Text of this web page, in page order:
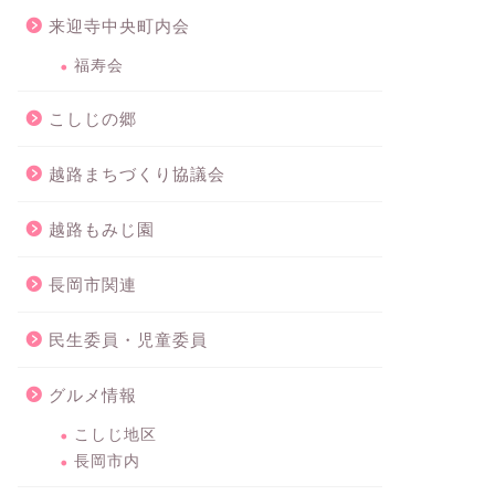
来迎寺中央町内会
福寿会
こしじの郷
越路まちづくり協議会
越路もみじ園
長岡市関連
民生委員・児童委員
グルメ情報
こしじ地区
長岡市内